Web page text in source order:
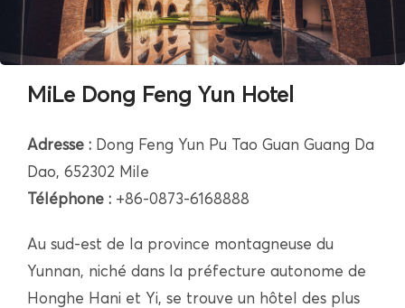
MiLe Dong Feng Yun Hotel
Adresse : Dong Feng Yun Pu Tao Guan Guang Da
Dao, 652302 Mile
Téléphone : +86-0873-6168888
Au sud-est de la province montagneuse du
Yunnan, niché dans la préfecture autonome de
Honghe Hani et Yi, se trouve un hôtel des plus